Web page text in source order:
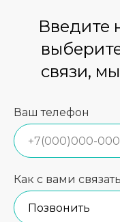
Введите
связи,
Ваш телефон
Как с вами